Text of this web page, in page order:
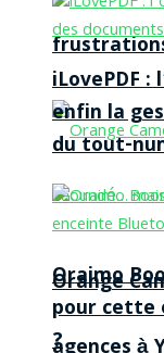
Orange
iLovePDF
enfin la
du tout-
Oraimo
pour cette
?